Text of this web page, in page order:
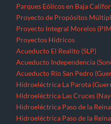
Parques Eólicos en Baja
Proyecto de Propósitos
Proyecto Integral Morelos
Proyectos Hídricos
Acueducto El Realito (SLP)
Acueducto Independencia
Acueducto Río San Pedro
Hidroeléctrica La Parota
Hidroeléctrica Las Cruces
Hidroeléctrica Paso de la
Hidroeléctrica Paso de la